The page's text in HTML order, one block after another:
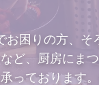
困りの方、そ
ど、厨房にま
っております